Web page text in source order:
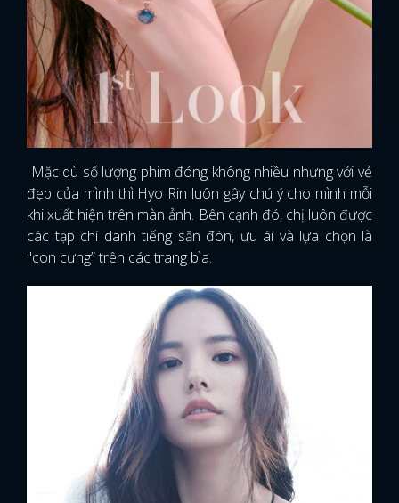
Mặc dù số lượng phim đóng không nhiều nhưng với vẻ
đẹp của mình thì Hyo Rin luôn gây chú ý cho mình mỗi
khi xuất hiện trên màn ảnh. Bên cạnh đó, chị luôn được
các tạp chí danh tiếng săn đón, ưu ái và lựa chọn là
"con cưng” trên các trang bìa.